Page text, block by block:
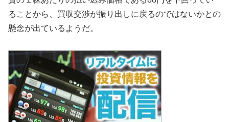
ることから、買収交渉が振り出しに戻るのではないかとの
懸念が出ているようだ。